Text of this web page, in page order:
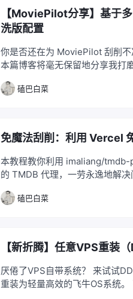
【MoviePilot分享】基于
洗版配置
你是否还在为 MoviePilot 刮削不
本篇博客将毫无保留地分享我打
策略（让日漫、国漫、美剧自动
理的强迫症难题，助你打造最完
磕巴白菜
免魔法刮削：利用 Vercel
本教程教你利用 imaliang/tmdb-
的 TMDB 代理，一劳永逸地解
磕巴白菜
【新折腾】任意VPS重装
厌倦了VPS自带系统？ 来试试DD重装！ 本文教你用简单脚本，一键将任意VPS
重装为轻量高效的飞牛OS系统。 飞牛OS，Linux内核，快速流畅，自定义性强，